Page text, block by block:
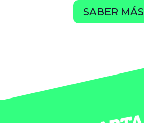
SABER MÁS